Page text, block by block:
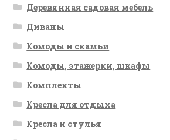
Деревянная садовая мебель
Диваны
Комоды и скамьи
Комоды, этажерки, шкафы
Комплекты
Кресла для отдыха
Кресла и стулья